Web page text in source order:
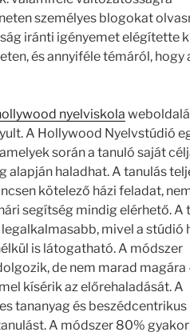
személyes blogokat
iránti igényemet elégítette
és annyiféle témáról, hogy
nyelviskola
A Hollywood Nyelvstúdió
során a tanuló saját
haladhat. A tanulás
kötelező házi feladat,
segítség mindig elérhető. A
mivel a stúdió
is látogatható. A módszer
de nem marad magára
kísérik az előrehaladását. A
tananyag és beszédcentrikus
A módszer 80%